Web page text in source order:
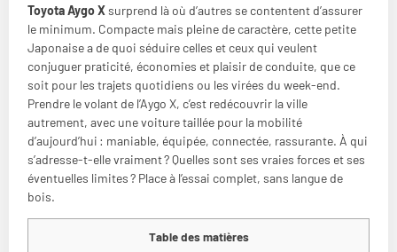
Toyota Aygo Xsurprend là où d’autres se contentent d’assurer
le minimum. Compacte mais pleine de caractère, cette petite
Japonaise a de quoi séduire celles et ceux qui veulent
conjuguer praticité, économies et plaisir de conduite, que ce
soit pour les trajets quotidiens ou les virées du week-end.
Prendre le volant de l’Aygo X, c’est redécouvrir la ville
autrement, avec une voiture taillée pour la mobilité
d’aujourd’hui : maniable, équipée, connectée, rassurante. À qui
s’adresse-t-elle vraiment ? Quelles sont ses vraies forces et ses
éventuelles limites ? Place à l’essai complet, sans langue de
bois.
Table des matières